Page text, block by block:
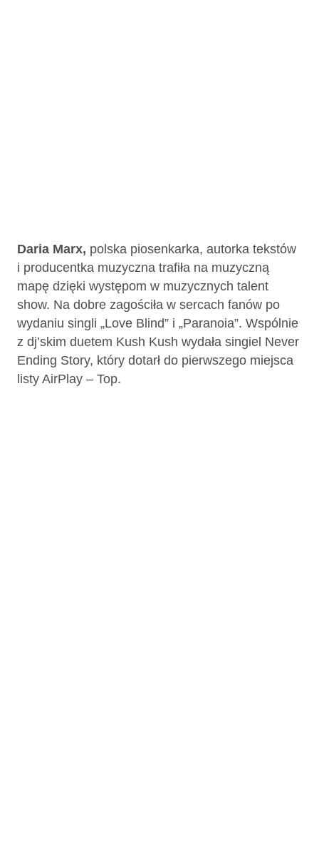
Daria Marx, polska piosenkarka, autorka tekstów
i producentka muzyczna trafiła na muzyczną
mapę dzięki występom w muzycznych talent
show. Na dobre zagościła w sercach fanów po
wydaniu singli „Love Blind” i „Paranoia”. Wspólnie
z dj’skim duetem Kush Kush wydała singiel Never
Ending Story, który dotarł do pierwszego miejsca
listy AirPlay – Top.